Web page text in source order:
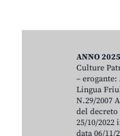
ANNO 2025
Culture
– erogante:
Lingua
N.29/2007
del decreto
25/10/
data 06/11/